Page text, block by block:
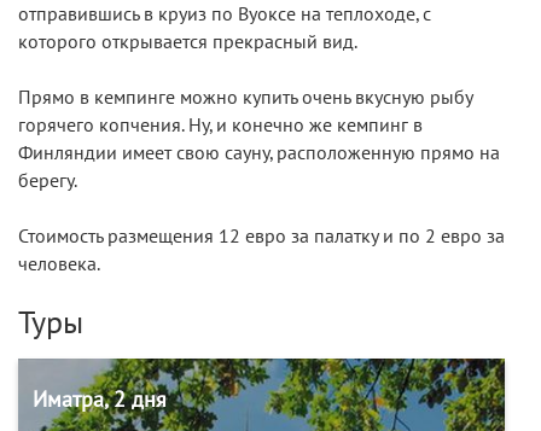
отправившись в круиз по Вуоксе на теплоходе, с
которого открывается прекрасный вид.
Прямо в кемпинге можно купить очень вкусную рыбу
горячего копчения. Ну, и конечно же кемпинг в
Финляндии имеет свою сауну, расположенную прямо на
берегу.
Стоимость размещения 12 евро за палатку и по 2 евро за
человека.
Туры
Иматра, 2 дня